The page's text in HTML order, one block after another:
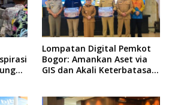
Lompatan Digital Pemkot
Bogor: Amankan Aset via
GIS dan Akali Keterbatasan